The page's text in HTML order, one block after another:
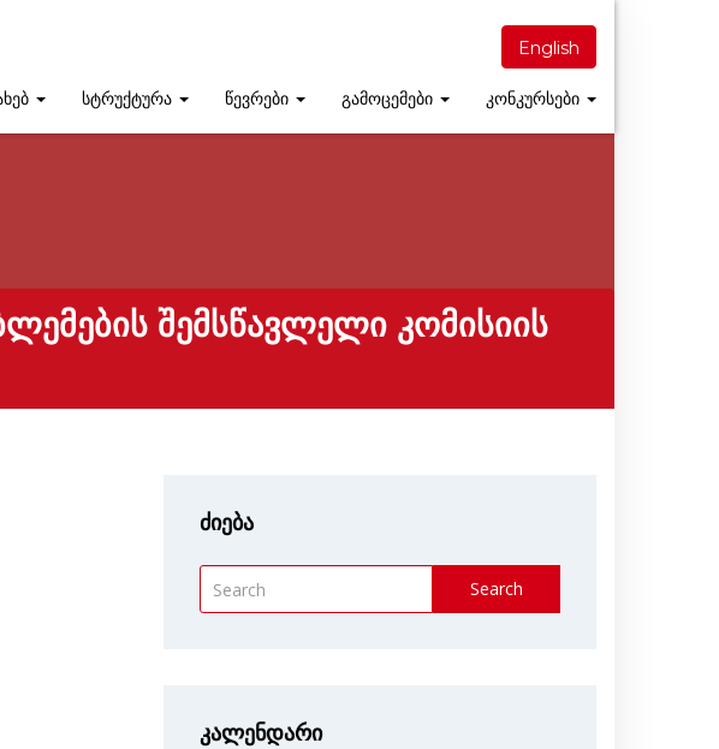
English
სტრუქტურა წევრები გამოცემები კონკურსები
ᲨᲔᲛᲡᲬᲐᲕᲚᲔᲚᲘ ᲙᲝᲛᲘᲡᲘᲘᲡ
ძიება
Search
კალენდარი